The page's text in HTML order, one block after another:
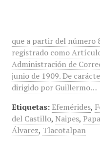
que a partir del número
registrado como
Administración de
junio de 1909. De
dirigido por Guillermo…
Etiquetas: Efemérides,
del Castillo, Naipes,
Álvarez, Tlacotalpan